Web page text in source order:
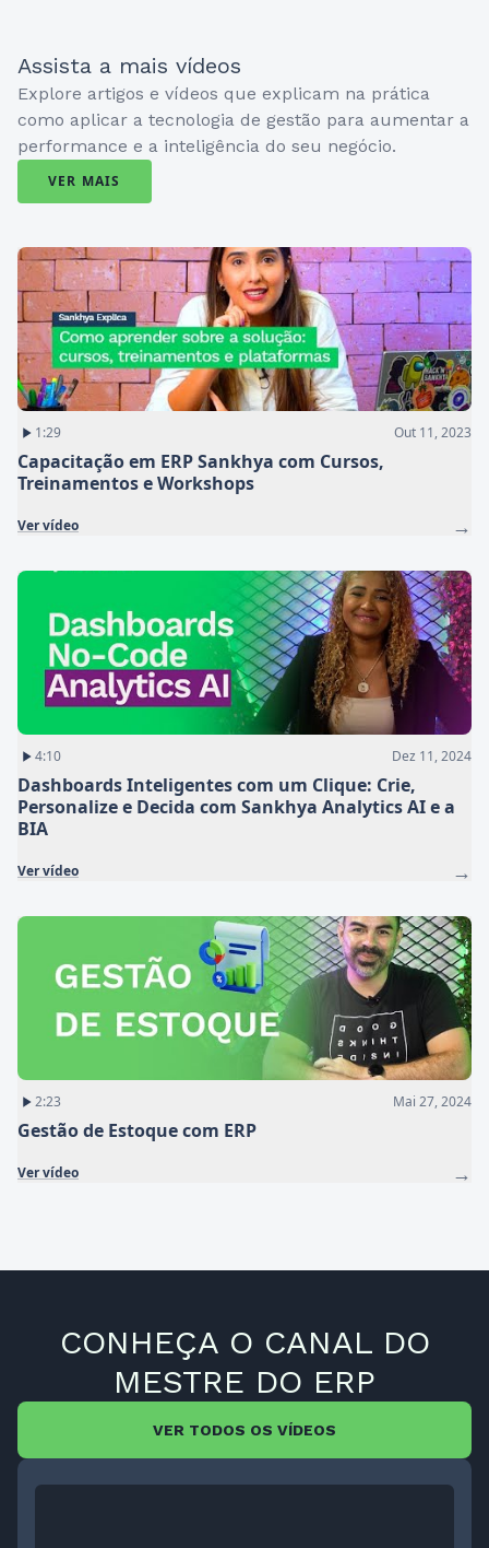
Assista a mais vídeos
Explore artigos e vídeos que explicam na prática
como aplicar a tecnologia de gestão para aumentar a
performance e a inteligência do seu negócio.
VER MAIS
1:29 Out 11, 2023
Capacitação em ERP Sankhya com Cursos,
Treinamentos e Workshops
Ver vídeo →
4:10 Dez 11, 2024
Dashboards Inteligentes com um Clique: Crie,
Personalize e Decida com Sankhya Analytics AI e a
BIA
Ver vídeo →
2:23 Mai 27, 2024
Gestão de Estoque com ERP
Ver vídeo →
CONHEÇA O CANAL DO
MESTRE DO ERP
VER TODOS OS VÍDEOS